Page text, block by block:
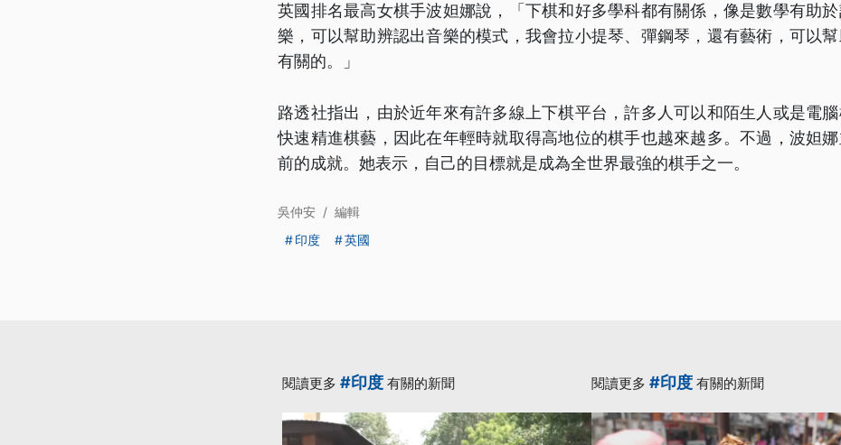
英國排名最高女棋手波妲娜說，「下棋和好多學科都有關係，像是數學有助
樂，可以幫助辨認出音樂的模式，我會拉小提琴、彈鋼琴，還有藝術，可以
有關的。」
路透社指出，由於近年來有許多線上下棋平台，許多人可以和陌生人或是電
快速精進棋藝，因此在年輕時就取得高地位的棋手也越來越多。不過，波妲
前的成就。她表示，自己的目標就是成為全世界最強的棋手之一。
吳仲安 / 編輯
印度
英國
閱讀更多 #印度 有關的新聞 閱讀更多 #印度 有關的新聞